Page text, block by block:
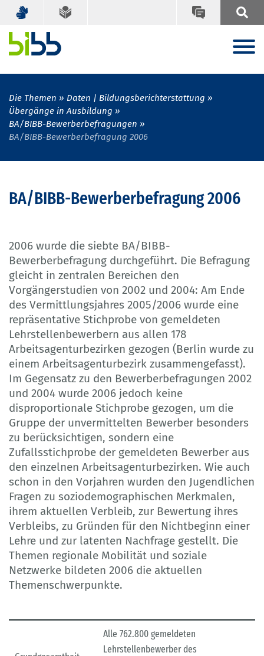
Die Themen
Daten | Bildungsberichterstattung
Übergänge in Ausbildung
BA/BIBB-Bewerberbefragungen
BA/BIBB-Bewerberbefragung 2006
BA/BIBB-Bewerberbefragung 2006
2006 wurde die siebte BA/BIBB-
Bewerberbefragung durchgeführt. Die Befragung
gleicht in zentralen Bereichen den
Vorgängerstudien von 2002 und 2004: Am Ende
des Vermittlungsjahres 2005/2006 wurde eine
repräsentative Stichprobe von gemeldeten
Lehrstellenbewerbern aus allen 178
Arbeitsagenturbezirken gezogen (Berlin wurde zu
einem Arbeitsagenturbezirk zusammengefasst).
Im Gegensatz zu den Bewerberbefragungen 2002
und 2004 wurde 2006 jedoch keine
disproportionale Stichprobe gezogen, um die
Gruppe der unvermittelten Bewerber besonders
zu berücksichtigen, sondern eine
Zufallsstichprobe der gemeldeten Bewerber aus
den einzelnen Arbeitsagenturbezirken. Wie auch
schon in den Vorjahren wurden den Jugendlichen
Fragen zu soziodemographischen Merkmalen,
ihrem aktuellen Verbleib, zur Bewertung ihres
Verbleibs, zu Gründen für den Nichtbeginn einer
Lehre und zur latenten Nachfrage gestellt. Die
Themen regionale Mobilität und soziale
Netzwerke bildeten 2006 die aktuellen
Themenschwerpunkte.
Alle 762.800 gemeldeten
Lehrstellenbewerber des